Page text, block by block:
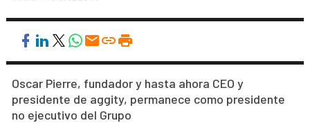
Oscar Pierre, fundador y hasta ahora CEO y
presidente de aggity, permanece como presidente
no ejecutivo del Grupo